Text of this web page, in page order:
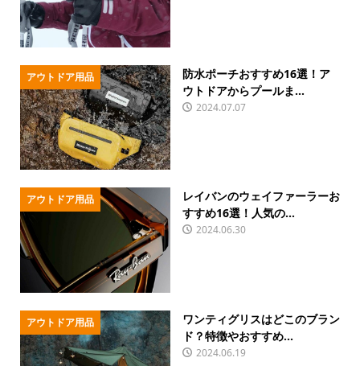
アウトドア用品
防水ポーチおすすめ16選！ア
ウトドアからプールま...
2024.07.07
アウトドア用品
レイバンのウェイファーラーお
すすめ16選！人気の...
2024.06.30
アウトドア用品
ワンティグリスはどこのブラン
ド？特徴やおすすめ...
2024.06.19